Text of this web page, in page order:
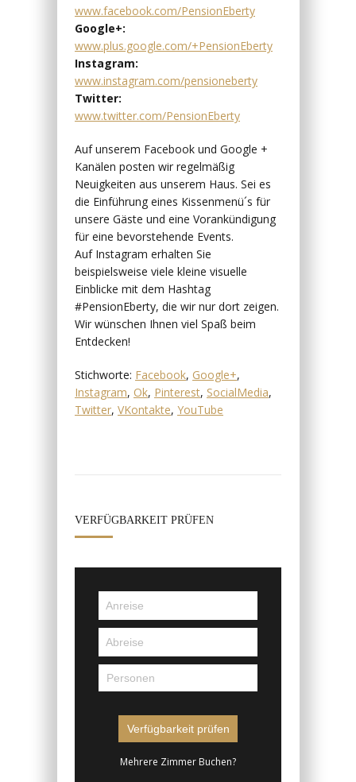
www.facebook.com/PensionEberty
Google+:
www.plus.google.com/+PensionEberty
Instagram:
www.instagram.com/pensioneberty
Twitter:
www.twitter.com/PensionEberty
Auf unserem Facebook und Google +
Kanälen posten wir regelmäßig
Neuigkeiten aus unserem Haus. Sei es
die Einführung eines Kissenmenü´s für
unsere Gäste und eine Vorankündigung
für eine bevorstehende Events.
Auf Instagram erhalten Sie
beispielsweise viele kleine visuelle
Einblicke mit dem Hashtag
#PensionEberty, die wir nur dort zeigen.
Wir wünschen Ihnen viel Spaß beim
Entdecken!
Stichworte: Facebook, Google+,
Instagram, Ok, Pinterest, SocialMedia,
Twitter, VKontakte, YouTube
VERFÜGBARKEIT PRÜFEN
Mehrere Zimmer Buchen?